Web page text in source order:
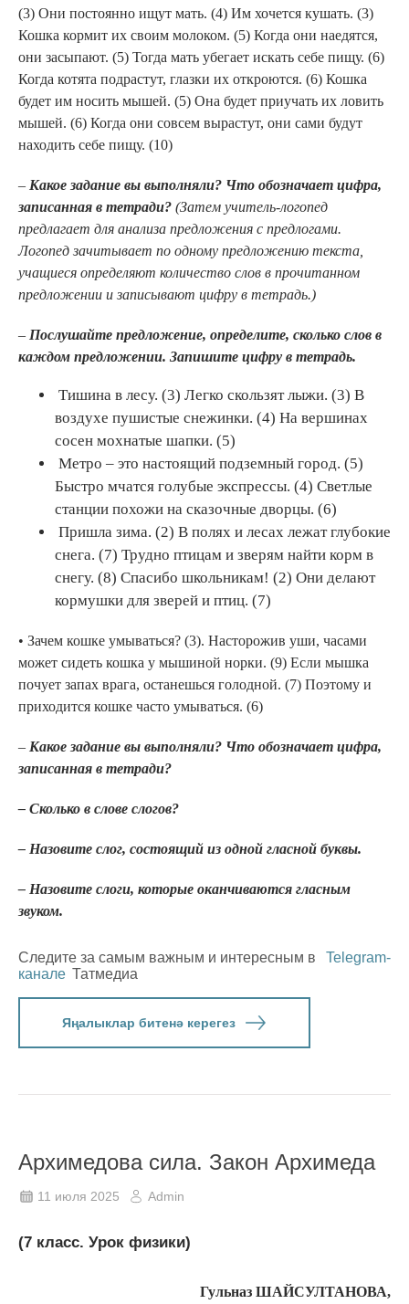
(3) Они постоянно ищут мать. (4) Им хочется кушать. (3)
Кошка кормит их своим молоком. (5) Когда они наедятся,
они засыпают. (5) Тогда мать убегает искать себе пищу. (6)
Когда котята подрастут, глазки их откроются. (6) Кошка
будет им носить мышей. (5) Она будет приучать их ловить
мышей. (6) Когда они совсем вырастут, они сами будут
находить себе пищу. (10)
– Какое задание вы выполняли? Что обозначает цифра,
записанная в тетради? (Затем учитель-логопед
предлагает для анализа предложения с предлогами.
Логопед зачитывает по одному предложению текста,
учащиеся определяют количество слов в прочи­танном
предложении и записывают цифру в тетрадь.)
– Послушайте предложение, определите, сколько слов в
каждом предложении. Запишите цифру в тетрадь.
Тишина в лесу. (3) Легко скользят лыжи. (3) В
воздухе пушистые снежинки. (4) На вершинах
сосен мохнатые шапки. (5)
Метро – это настоящий подземный город. (5)
Быстро мчатся голубые экспрессы. (4) Светлые
станции похожи на сказочные дворцы. (6)
Пришла зима. (2) В полях и лесах лежат глубокие
снега. (7) Трудно птицам и зверям найти корм в
снегу. (8) Спасибо школьникам! (2) Они делают
кормушки для зверей и птиц. (7)
• Зачем кошке умываться? (3). Насторожив уши, часами
может сидеть кошка у мышиной норки. (9) Если мышка
почует запах врага, останешься голодной. (7) Поэтому и
приходится кошке часто умываться. (6)
– Какое задание вы выполняли? Что обозначает цифра,
записанная в тетради?
– Сколько в слове слогов?
– Назовите слог, состоящий из одной гласной буквы.
– Назовите слоги, которые оканчиваются гласным
звуком.
Следите за самым важным и интересным в
Telegram-
канале Татмедиа
Яңалыклар битенә керегез
Архимедова сила. Закон Архимеда
11 июля 2025 Admin
(7 класс. Урок физики)
Гульназ ШАЙСУЛТАНОВА,